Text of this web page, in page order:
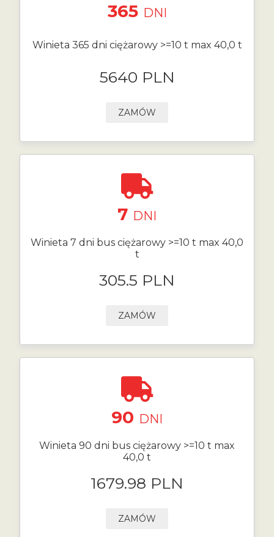
365 DNI
Winieta 365 dni ciężarowy >=10 t max 40,0 t
5640 PLN
ZAMÓW
7 DNI
Winieta 7 dni bus ciężarowy >=10 t max 40,0
t
305.5 PLN
ZAMÓW
90 DNI
Winieta 90 dni bus ciężarowy >=10 t max
40,0 t
1679.98 PLN
ZAMÓW